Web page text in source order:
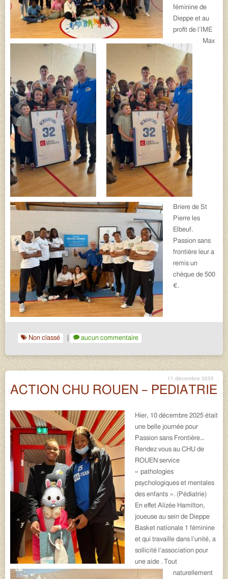
féminine de
Dieppe et au
profit de l’IME
Max
Briere de St
Pierre les
Elbeuf.
Passion sans
frontière leur a
remis un
chèque de 500
€.
Non classé aucun commentaire
11 décembre 2025
ACTION CHU ROUEN – PEDIATRIE
Hier, 10 décembre 2025 était
une belle journée pour
Passion sans Frontière…
Rendez vous au CHU de
ROUEN service
« pathologies
psychologiques et mentales
des enfants ». (Pédiatrie)
En effet Alizée Hamilton,
joueuse au sein de Dieppe
Basket nationale 1 féminine
et qui travaille dans l’unité, a
sollicité l’association pour
une aide . Tout
naturellement